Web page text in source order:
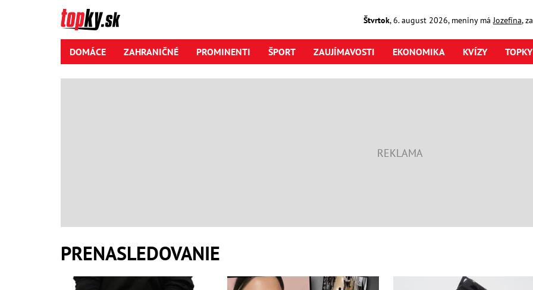
Štvrtok,6. august2026, meniny má Jozefína,
DOMÁCE ZAHRANIČNÉ PROMINENTI ŠPORT ZAUJÍMAVOSTI EKONOMIKA KVÍZY
PRENASLEDOVANIE